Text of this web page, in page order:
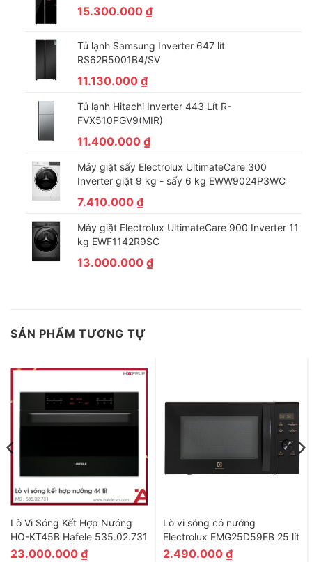
– Lò vi sóng này có trang bị chuông báo sau khi nấu xong giúp
tránh tình trạng để quên thức ăn trong lò.
– Tiện ích hẹn giờ tối đa 35 phút giúp tránh tình trạng thực
phẩm chưa chín hoặc quá thời gian khiến thức ăn bị cháy khét
vì người dùng có thể chủ động cài đặt thời gian lò hoạt động.
– Phụ kiện đi kèm: đĩa xoay.
– Để thêm một cốc nước khi hâm nóng thức ăn khô.
sóng.
Xem thêm: 13 thứ tuyệt đối không được cho vào lò vi sóng.
– Rút điện trước khi vệ sinh khoang lò, không dùng các chất tẩy
rửa mạnh để vệ sinh.
– Không sử dụng lò vi sóng có cửa bị hỏng hoặc đóng không
Lò vi sóng Toshiba MW3-MM25PE(BK) 25 lít
với công suất vi sóng 800W được chia làm 5 mức, dễ dàng lựa
thiết kế tối ưu, dễ thao tác, phù hợp với nhiều đối tượng sử
dụng, hỗ trợ việc nấu nướng nhanh gọn.
15.300.000 ₫
Tủ lạnh Samsung Inverter 647 lít
RS62R5001B4/SV
11.130.000 ₫
Tủ lạnh Hitachi Inverter 443 Lít R-
FVX510PGV9(MIR)
11.400.000 ₫
Máy giặt sấy Electrolux UltimateCare 300
Inverter giặt 9 kg - sấy 6 kg EWW9024P3WC
7.410.000 ₫
Máy giặt Electrolux UltimateCare 900 Inverter 11
kg EWF1142R9SC
13.000.000 ₫
SẢN PHẨM TƯƠNG TỰ
Lò Vi Sóng Kết Hợp Nướng
HO-KT45B Hafele 535.02.731
23.000.000 ₫
Lò vi sóng có nướng
Electrolux EMG25D59EB 25 lít
2.490.000 ₫